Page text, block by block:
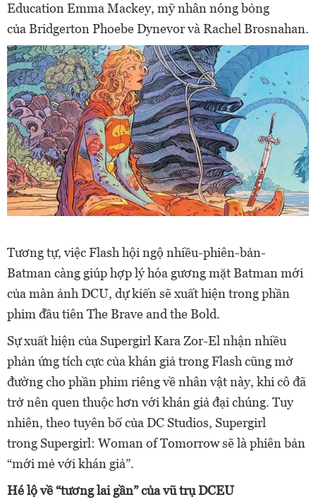
Education Emma Mackey, mỹ nhân nóng bỏng
của Bridgerton Phoebe Dynevor và Rachel Brosnahan.
Tương tự, việc Flash hội ngộ nhiều-phiên-bản-
Batman càng giúp hợp lý hóa gương mặt Batman mới
của màn ảnh DCU, dự kiến sẽ xuất hiện trong phần
phim đầu tiên The Brave and the Bold.
Sự xuất hiện của Supergirl Kara Zor-El nhận nhiều
phản ứng tích cực của khán giả trong Flash cũng mở
đường cho phần phim riêng về nhân vật này, khi cô đã
trở nên quen thuộc hơn với khán giả đại chúng. Tuy
nhiên, theo tuyên bố của DC Studios, Supergirl
trong Supergirl: Woman of Tomorrow sẽ là phiên bản
“mới mẻ với khán giả”.
Hé lộ về “tương lai gần” của vũ trụ DCEU